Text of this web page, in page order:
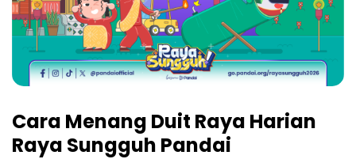
Cara Menang Duit Raya Harian
Raya Sungguh Pandai